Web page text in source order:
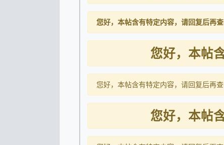
您好，本帖含有特定内容，请回复后再查
您好，本帖
您好，本帖含有特定内容，请回复后再查
您好，本帖